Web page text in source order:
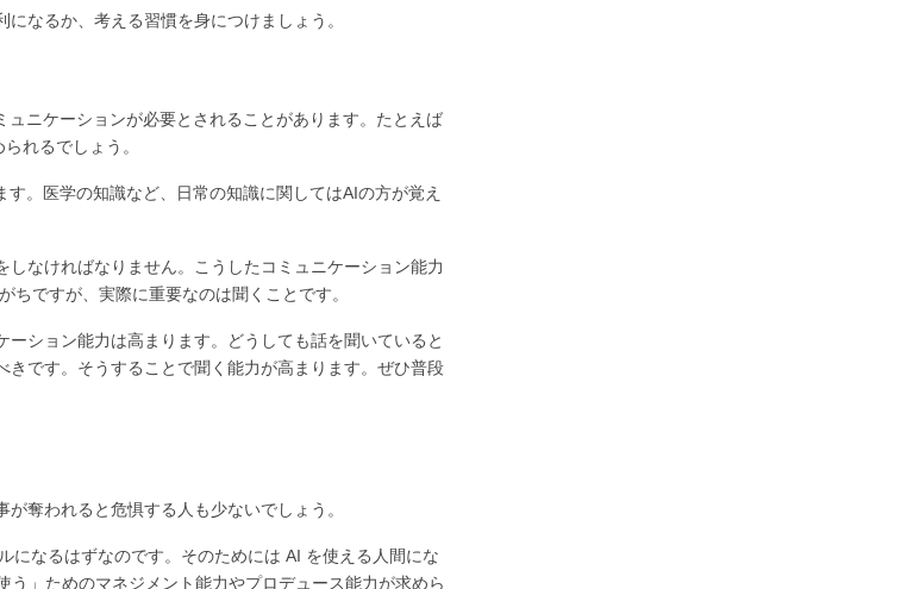
なるか、考える習慣を身につけましょう。
ニケーションが必要とされることがあります。たとえば
れるでしょう。
。医学の知識など、日常の知識に関してはAIの方が覚え
なければなりません。こうしたコミュニケーション能力
ですが、実際に重要なのは聞くことです。
ション能力は高まります。どうしても話を聞いていると
です。そうすることで聞く能力が高まります。ぜひ普段
奪われると危惧する人も少ないでしょう。
になるはずなのです。そのためには AI を使える人間にな
」ためのマネジメント能力やプロデュース能力が求めら